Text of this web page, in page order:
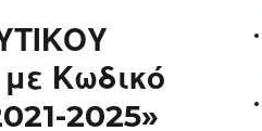
Κωδικό
2025»